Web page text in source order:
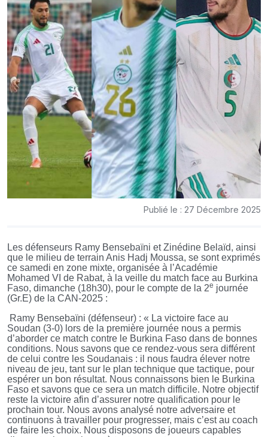
Publié le : 27 Décembre 2025
Les défenseurs Ramy Bensebaïni et Zinédine Belaïd, ainsi
que le milieu de terrain Anis Hadj Moussa, se sont exprimés
ce samedi en zone mixte, organisée à l’Académie
Mohamed VI de Rabat, à la veille du match face au Burkina
Faso, dimanche (18h30), pour le compte de la 2e journée
(Gr.E) de la CAN-2025 :
Ramy Bensebaïni (défenseur) : « La victoire face au
Soudan (3-0) lors de la première journée nous a permis
d’aborder ce match contre le Burkina Faso dans de bonnes
conditions. Nous savons que ce rendez-vous sera différent
de celui contre les Soudanais : il nous faudra élever notre
niveau de jeu, tant sur le plan technique que tactique, pour
espérer un bon résultat. Nous connaissons bien le Burkina
Faso et savons que ce sera un match difficile. Notre objectif
reste la victoire afin d’assurer notre qualification pour le
prochain tour. Nous avons analysé notre adversaire et
continuons à travailler pour progresser, mais c’est au coach
de faire les choix. Nous disposons de joueurs capables